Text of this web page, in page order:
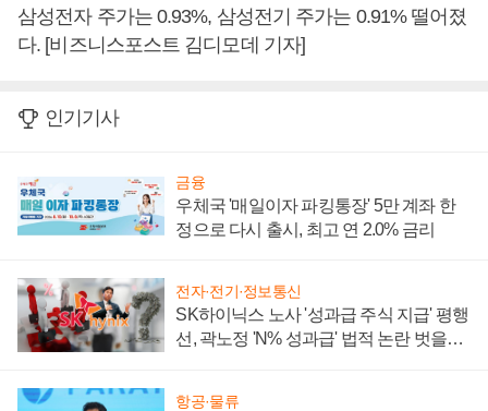
삼성전자 주가는 0.93%, 삼성전기 주가는 0.91% 떨어졌
다. [비즈니스포스트 김디모데 기자]
인기기사
금융
우체국 '매일이자 파킹통장' 5만 계좌 한
정으로 다시 출시, 최고 연 2.0% 금리
전자·전기·정보통신
SK하이닉스 노사 '성과급 주식 지급' 평행
선, 곽노정 'N% 성과급' 법적 논란 벗을지
항공·물류